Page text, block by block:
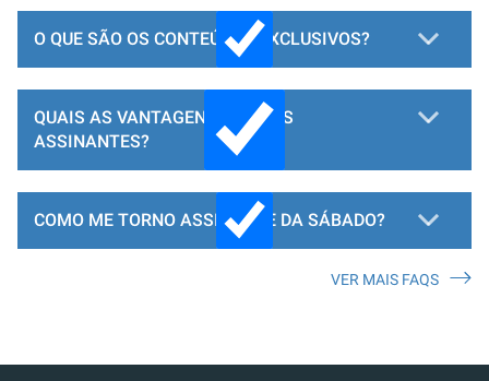
O QUE SÃO OS CONTEÚDOS EXCLUSIVOS?
QUAIS AS VANTAGENS PARA OS
ASSINANTES?
COMO ME TORNO ASSINANTE DA SÁBADO?
VER MAIS FAQS